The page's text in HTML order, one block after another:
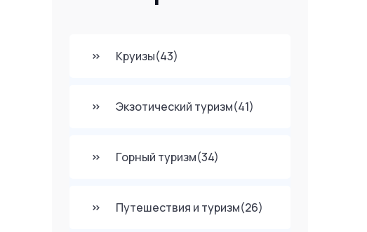
Круизы(43)
Экзотический туризм(41)
Горный туризм(34)
Путешествия и туризм(26)